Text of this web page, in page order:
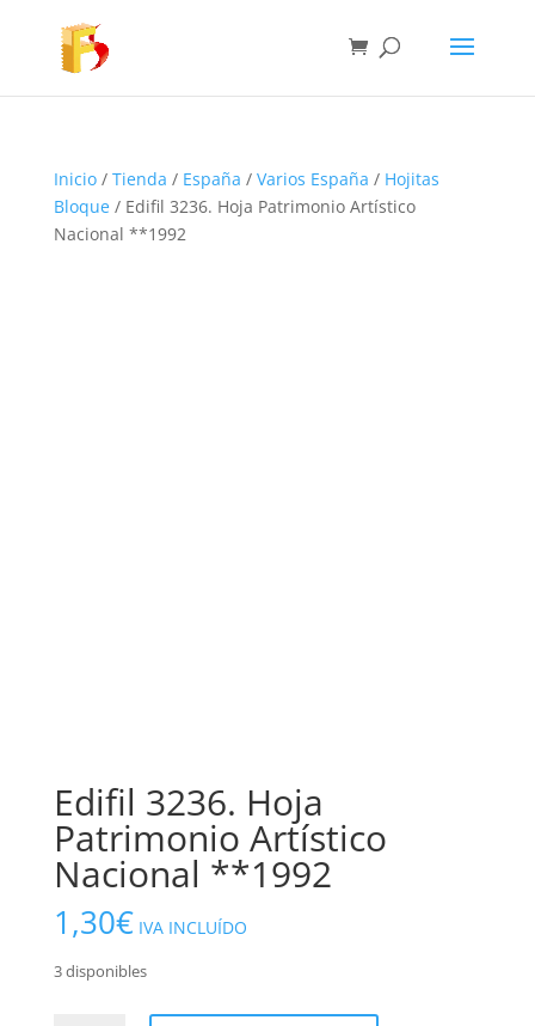
Inicio/ Tienda / España / Varios España / Hojitas
Bloque/ Edifil 3236. Hoja Patrimonio Artístico
Nacional **1992
Edifil 3236. Hoja
Patrimonio Artístico
Nacional **1992
1,30€ IVA INCLUÍDO
3 disponibles